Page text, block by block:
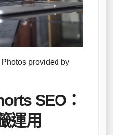
provided by
SEO：
運用